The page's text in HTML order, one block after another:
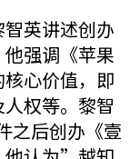
英讲述创办
强调《苹果
心价值，即
权等。黎智
之后创办《壹